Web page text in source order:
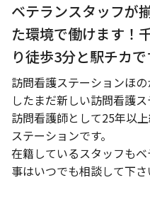
ベテランスタッフが
た環境で働けます！
り徒歩3分と駅チカで
訪問看護ステーションほ
したまだ新しい訪問看護ス
訪問看護師として25年以
ステーションです。
在籍しているスタッフも
事はいつでも相談して下さ